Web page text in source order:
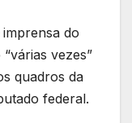
do
vezes”
quadros da
federal.